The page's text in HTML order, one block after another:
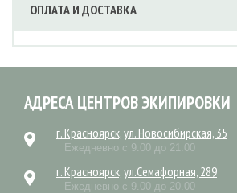
ОПЛАТА И ДОСТАВКА
АДРЕСА ЦЕНТРОВ ЭКИПИРОВКИ
г. Красноярск, ул. Новосибирская, 35
Ежедневно с 9.00 до 21.00
г. Красноярск, ул.Семафорная, 289
Ежедневно с 9.00 до 20.00